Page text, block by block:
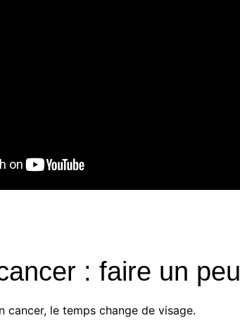
: faire un
cancer, le temps change de visage.